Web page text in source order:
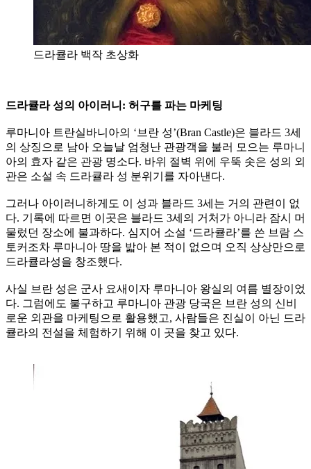
드라큘라 백작 초상화
드라큘라 성의 아이러니: 허구를 파는 마케팅
루마니아 트란실바니아의 ‘브란 성’(Bran Castle)은 블라드 3세
의 상징으로 남아 오늘날 엄청난 관광객을 불러 모으는 루마니
아의 효자 같은 관광 명소다. 바위 절벽 위에 우뚝 솟은 성의 외
관은 소설 속 드라큘라 성 분위기를 자아낸다.
그러나 아이러니하게도 이 성과 블라드 3세는 거의 관련이 없
다. 기록에 따르면 이곳은 블라드 3세의 거처가 아니라 잠시 머
물렀던 장소에 불과하다. 심지어 소설 ‘드라큘라’를 쓴 브람 스
토커조차 루마니아 땅을 밟아 본 적이 없으며 오직 상상만으로
드라큘라성을 창조했다.
사실 브란 성은 군사 요새이자 루마니아 왕실의 여름 별장이었
다. 그럼에도 불구하고 루마니아 관광 당국은 브란 성의 신비
로운 외관을 마케팅으로 활용했고, 사람들은 진실이 아닌 드라
큘라의 전설을 체험하기 위해 이 곳을 찾고 있다.